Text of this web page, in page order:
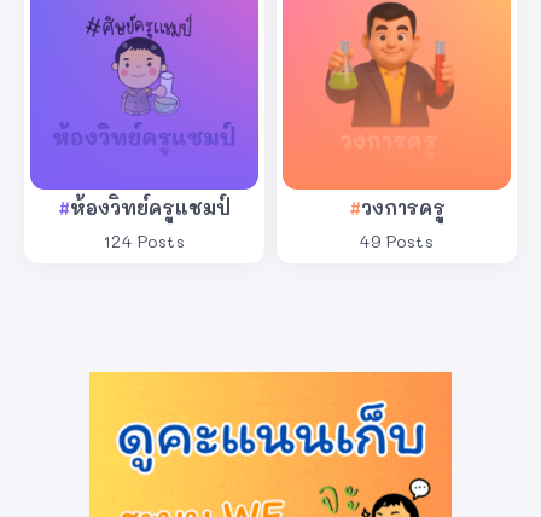
ห้องวิทย์ครูแชมป์
124 Posts
วงการครู
49 Posts